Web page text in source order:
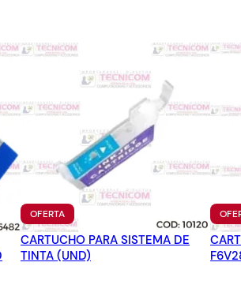
OFERTAPRODUCTO
EN
OFERTA
CARTUCHO PARA SISTEMA DE
TINTA (UND)